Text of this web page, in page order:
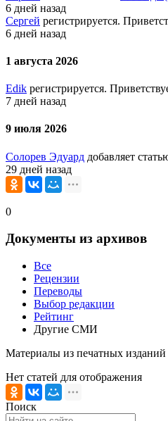
6 дней назад
Сергей регистрируется.
6 дней назад
1 августа 2026
Edik регистрируется.
7 дней назад
9 июля 2026
Солорев Эдуард добавляет
29 дней назад
0
Документы из архивов
Все
Рецензии
Переводы
Выбор редакции
Рейтинг
Другие СМИ
Материалы из печатных
Нет статей для отображения
Поиск